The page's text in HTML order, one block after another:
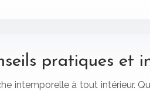
pratiques et
intemporelle à tout intérieur.